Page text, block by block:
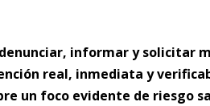
informar y solicitar
real, inmediata y
un foco evidente de riesgo